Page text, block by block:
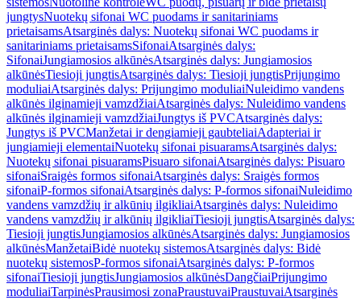
jungtysNuotekų sifonai WC puodams ir sanitariniams
prietaisamsAtsarginės dalys: Nuotekų sifonai WC puodams ir
sanitariniams prietaisamsSifonaiAtsarginės dalys:
SifonaiJungiamosios alkūnėsAtsarginės dalys: Jungiamosios
alkūnėsTiesioji jungtisAtsarginės dalys: Tiesioji jungtisPrijungimo
moduliaiAtsarginės dalys: Prijungimo moduliaiNuleidimo vandens
alkūnės ilginamieji vamzdžiaiAtsarginės dalys: Nuleidimo vandens
alkūnės ilginamieji vamzdžiaiJungtys iš PVCAtsarginės dalys:
Jungtys iš PVCManžetai ir dengiamieji gaubteliaiAdapteriai ir
jungiamieji elementaiNuotekų sifonai pisuaramsAtsarginės dalys:
Nuotekų sifonai pisuaramsPisuaro sifonaiAtsarginės dalys: Pisuaro
sifonaiSraigės formos sifonaiAtsarginės dalys: Sraigės formos
sifonaiP-formos sifonaiAtsarginės dalys: P-formos sifonaiNuleidimo
vandens vamzdžių ir alkūnių ilgikliaiAtsarginės dalys: Nuleidimo
vandens vamzdžių ir alkūnių ilgikliaiTiesioji jungtisAtsarginės dalys:
Tiesioji jungtisJungiamosios alkūnėsAtsarginės dalys: Jungiamosios
alkūnėsManžetaiBidė nuotekų sistemosAtsarginės dalys: Bidė
nuotekų sistemosP-formos sifonaiAtsarginės dalys: P-formos
sifonaiTiesioji jungtisJungiamosios alkūnėsDangčiaiPrijungimo
moduliaiTarpinėsPrausimosi zonaPraustuvaiPraustuvaiAtsarginės